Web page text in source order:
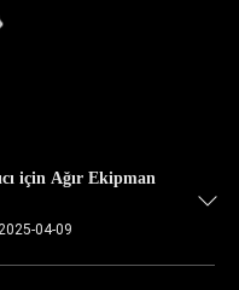
için Ağır Ekipman
04-09